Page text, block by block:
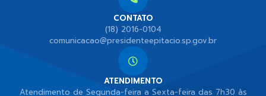
CONTATO
(18) 2016-0104
comunicacao@presidenteepitacio.sp.gov.br
ATENDIMENTO
Atendimento de Segunda-feira a Sexta-feira das 7h30 às